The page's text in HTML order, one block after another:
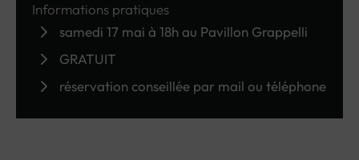
Informations pratiques
samedi 17 mai à 18h au Pavillon Grappelli
GRATUIT
réservation conseillée par mail ou téléphone